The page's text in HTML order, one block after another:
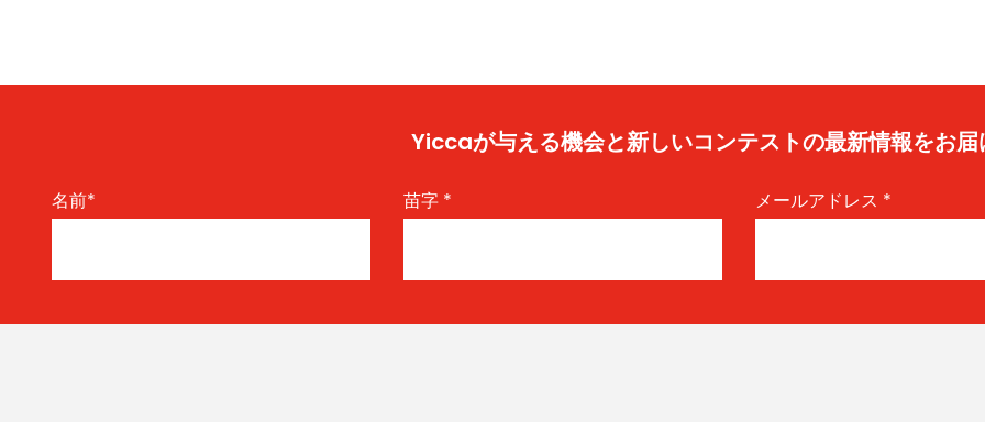
Yiccaが与える機会と新しいコンテストの最新情報をお届
名前* 苗字 * メールアドレス *